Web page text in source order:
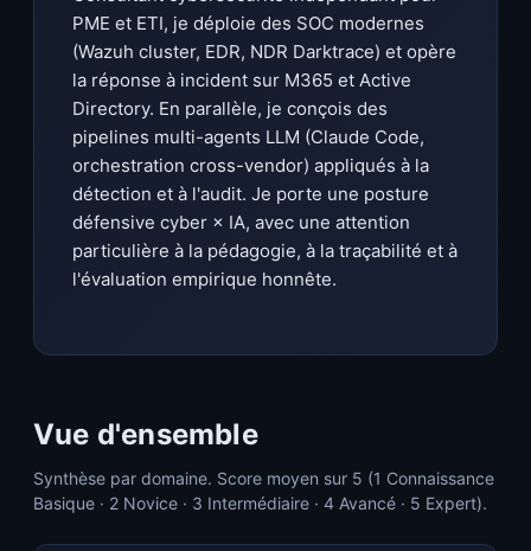
PME et ETI, je déploie des SOC modernes
(Wazuh cluster, EDR, NDR Darktrace) et opère
la réponse à incident sur M365 et Active
Directory. En parallèle, je conçois des
pipelines multi-agents LLM (Claude Code,
orchestration cross-vendor) appliqués à la
détection et à l'audit. Je porte une posture
défensive cyber × IA, avec une attention
particulière à la pédagogie, à la traçabilité et à
l'évaluation empirique honnête.
Vue d'ensemble
Synthèse par domaine. Score moyen sur 5 (1 Connaissance
Basique · 2 Novice · 3 Intermédiaire · 4 Avancé · 5 Expert).